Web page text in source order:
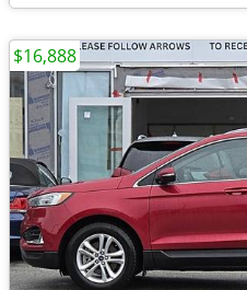
$16,888